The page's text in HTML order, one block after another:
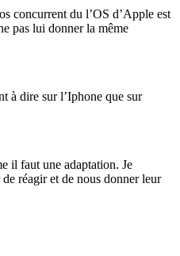
concurrent du l’OS d’Apple est
pas lui donner la même
à dire sur l’Iphone que sur
il faut une adaptation. Je
réagir et de nous donner leur